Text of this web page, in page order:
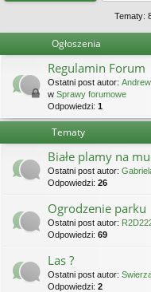
Tematy:
Ogłoszenia
Regulamin Forum
Ostatni post autor: Andrew
w Sprawy forumowe
Odpowiedzi: 1
Tematy
Białe plamy na
Ostatni post autor:
Odpowiedzi: 26
Ogrodzenie parku
Ostatni post autor:
Odpowiedzi: 69
Las ?
Ostatni post autor:
Odpowiedzi: 2